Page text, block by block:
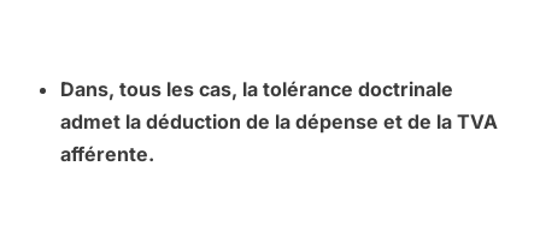
Dans, tous les cas, la tolérance doctrinale
admet la déduction de la dépense et de la TVA
afférente.